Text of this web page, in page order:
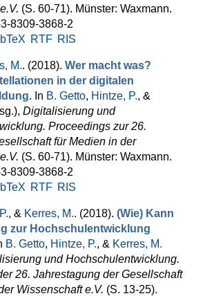
(S. 60-71). Münster: Waxmann.
8309-3868-2
RTF RIS
M.. (2018). Wer macht was?
in der digitalen
. In B. Getto, Hintze, P., &
, Digitalisierung und
Proceedings zur 26.
für Medien in der
(S. 60-71). Münster: Waxmann.
8309-3868-2
RTF RIS
, & Kerres, M.. (2018). (Wie) Kann
zur Hochschulentwicklung
B. Getto, Hintze, P., & Kerres, M.
und Hochschulentwicklung.
26. Jahrestagung der Gesellschaft
Wissenschaft e.V. (S. 13-25).